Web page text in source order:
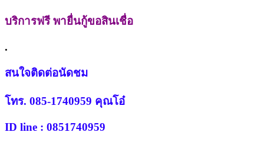
บริการฟรี พายื่นกู้ขอสินเชื่อ
.
สนใจติดต่อนัดชม
โทร. 085-1740959 คุณโอ๋
ID line : 0851740959